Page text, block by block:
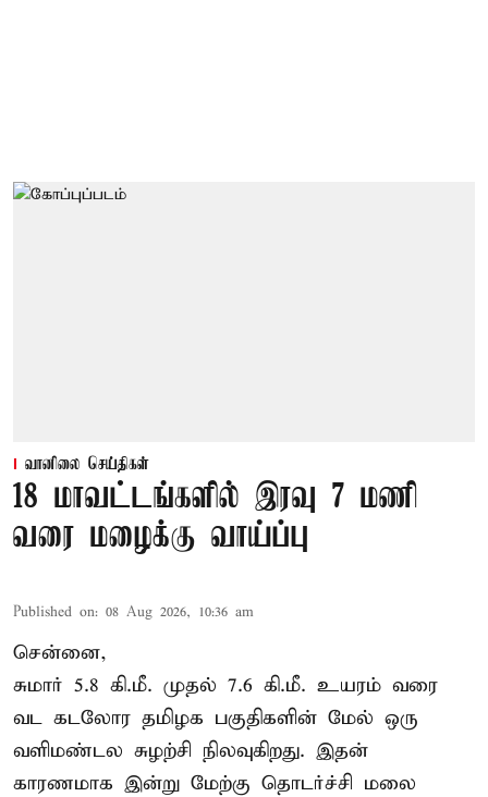
வானிலை செய்திகள்
18 மாவட்டங்களில் இரவு 7 மணி
வரை மழைக்கு வாய்ப்பு
Published on: 08 Aug 2026, 10:36 am
சென்னை,
சுமார் 5.8 கி.மீ. முதல் 7.6 கி.மீ. உயரம் வரை
வட கடலோர தமிழக பகுதிகளின் மேல் ஒரு
வளிமண்டல சுழற்சி நிலவுகிறது. இதன்
காரணமாக இன்று மேற்கு தொடர்ச்சி மலை